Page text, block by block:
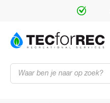
Producten
zoeken